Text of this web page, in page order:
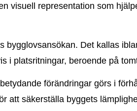
visuell representation som
Det kallas
i platsritningar, beroende på
förändringar görs i
att säkerställa byggets